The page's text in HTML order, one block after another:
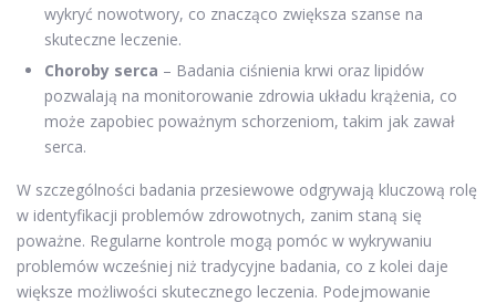
wykryć nowotwory, co znacząco zwiększa szanse na
skuteczne leczenie.
Choroby serca – Badania ciśnienia krwi oraz lipidów
pozwalają na monitorowanie zdrowia układu krążenia, co
może zapobiec poważnym schorzeniom, takim jak zawał
serca.
W szczególności badania przesiewowe odgrywają kluczową rolę
w identyfikacji problemów zdrowotnych, zanim staną się
poważne. Regularne kontrole mogą pomóc w wykrywaniu
problemów wcześniej niż tradycyjne badania, co z kolei daje
większe możliwości skutecznego leczenia. Podejmowanie